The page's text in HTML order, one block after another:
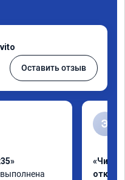
Оставить отзыв
Э
«Чип